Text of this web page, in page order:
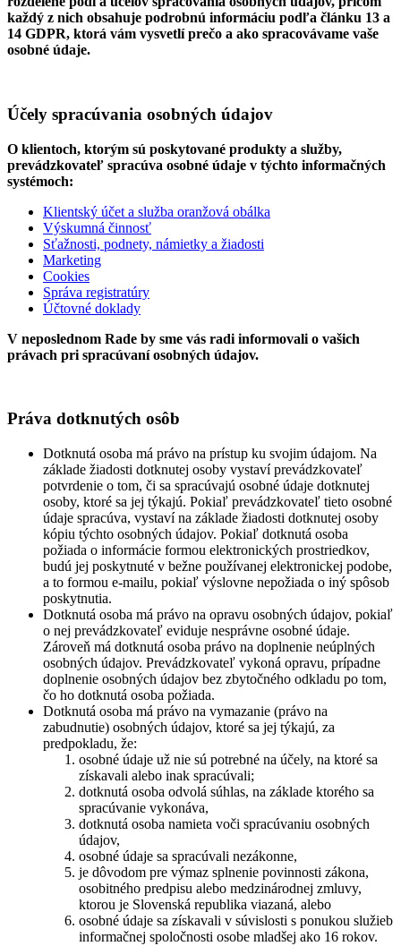
každý z nich obsahuje podrobnú informáciu podľa článku 13 a
14 GDPR, ktorá vám vysvetlí prečo a ako spracovávame vaše
osobné údaje.
Účely spracúvania osobných údajov
O klientoch, ktorým sú poskytované produkty a služby,
prevádzkovateľ spracúva osobné údaje v týchto informačných
systémoch:
Klientský účet a služba oranžová obálka
Výskumná činnosť
Sťažnosti, podnety, námietky a žiadosti
Marketing
Cookies
Správa registratúry
Účtovné doklady
V neposlednom Rade by sme vás radi informovali o vašich
právach pri spracúvaní osobných údajov.
Práva dotknutých osôb
Dotknutá osoba má právo na prístup ku svojim údajom. Na
základe žiadosti dotknutej osoby vystaví prevádzkovateľ
potvrdenie o tom, či sa spracúvajú osobné údaje dotknutej
osoby, ktoré sa jej týkajú. Pokiaľ prevádzkovateľ tieto osobné
údaje spracúva, vystaví na základe žiadosti dotknutej osoby
kópiu týchto osobných údajov. Pokiaľ dotknutá osoba
požiada o informácie formou elektronických prostriedkov,
budú jej poskytnuté v bežne používanej elektronickej podobe,
a to formou e-mailu, pokiaľ výslovne nepožiada o iný spôsob
poskytnutia.
Dotknutá osoba má právo na opravu osobných údajov, pokiaľ
o nej prevádzkovateľ eviduje nesprávne osobné údaje.
Zároveň má dotknutá osoba právo na doplnenie neúplných
osobných údajov. Prevádzkovateľ vykoná opravu, prípadne
doplnenie osobných údajov bez zbytočného odkladu po tom,
čo ho dotknutá osoba požiada.
Dotknutá osoba má právo na vymazanie (právo na
zabudnutie) osobných údajov, ktoré sa jej týkajú, za
predpokladu, že:
osobné údaje už nie sú potrebné na účely, na ktoré sa
získavali alebo inak spracúvali;
dotknutá osoba odvolá súhlas, na základe ktorého sa
spracúvanie vykonáva,
dotknutá osoba namieta voči spracúvaniu osobných
údajov,
osobné údaje sa spracúvali nezákonne,
je dôvodom pre výmaz splnenie povinnosti zákona,
osobitného predpisu alebo medzinárodnej zmluvy,
ktorou je Slovenská republika viazaná, alebo
osobné údaje sa získavali v súvislosti s ponukou služieb
informačnej spoločnosti osobe mladšej ako 16 rokov.